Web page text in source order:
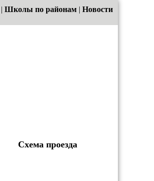
| Школы по районам | Новости
Схема проезда